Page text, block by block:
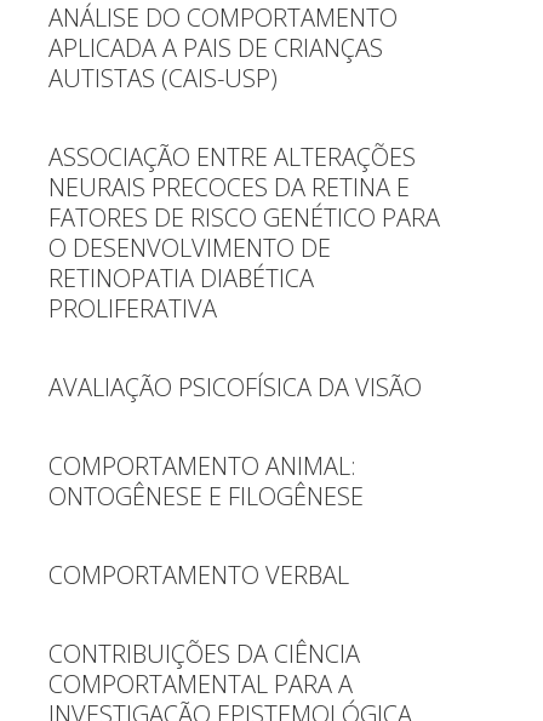
ANÁLISE DO COMPORTAMENTO
APLICADA A PAIS DE CRIANÇAS
AUTISTAS (CAIS-USP)
ASSOCIAÇÃO ENTRE ALTERAÇÕES
NEURAIS PRECOCES DA RETINA E
FATORES DE RISCO GENÉTICO PARA
O DESENVOLVIMENTO DE
RETINOPATIA DIABÉTICA
PROLIFERATIVA
AVALIAÇÃO PSICOFÍSICA DA VISÃO
COMPORTAMENTO ANIMAL:
ONTOGÊNESE E FILOGÊNESE
COMPORTAMENTO VERBAL
CONTRIBUIÇÕES DA CIÊNCIA
COMPORTAMENTAL PARA A
INVESTIGAÇÃO EPISTEMOLÓGICA